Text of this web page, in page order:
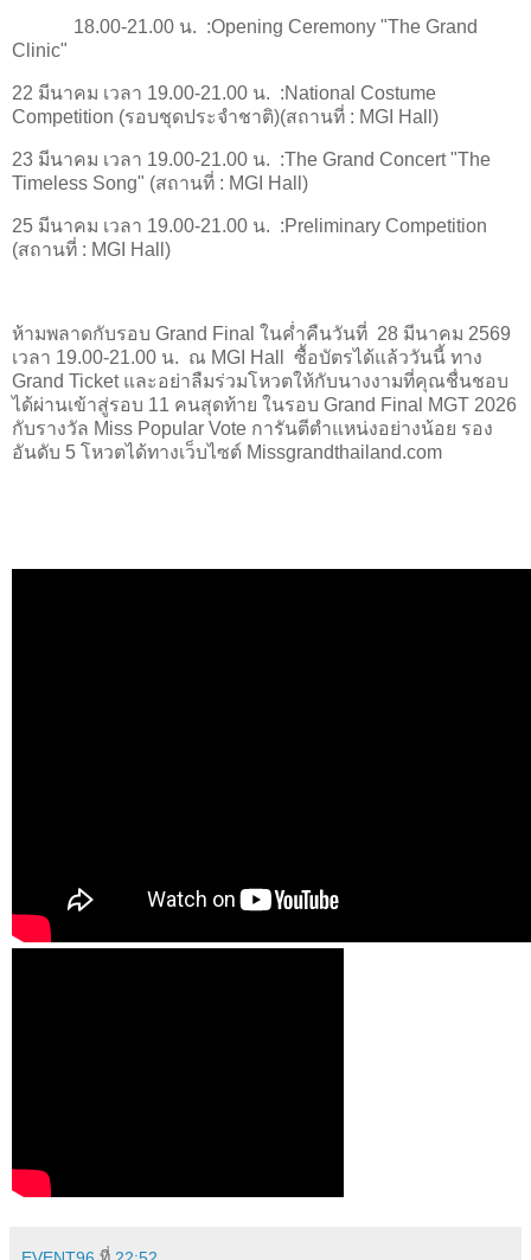
18.00-21.00 น. :Opening Ceremony "The Grand
Clinic"
22 มีนาคม เวลา 19.00-21.00 น. :National Costume
Competition (รอบชุดประจำชาติ)(สถานที่ : MGI Hall)
23 มีนาคม เวลา 19.00-21.00 น. :The Grand Concert "The
Timeless Song" (สถานที่ : MGI Hall)
25 มีนาคม เวลา 19.00-21.00 น. :Preliminary Competition
(สถานที่ : MGI Hall)
ห้ามพลาดกับรอบ Grand Final ในค่ำคืนวันที่ 28 มีนาคม 2569
เวลา 19.00-21.00 น. ณ MGI Hall ซื้อบัตรได้แล้ววันนี้ ทาง
Grand Ticket และอย่าลืมร่วมโหวตให้กับนางงามที่คุณชื่นชอบ
ได้ผ่านเข้าสู่รอบ 11 คนสุดท้าย ในรอบ Grand Final MGT 2026
กับรางวัล Miss Popular Vote การันตีตำแหน่งอย่างน้อย รอง
อันดับ 5 โหวตได้ทางเว็บไซต์ Missgrandthailand.com